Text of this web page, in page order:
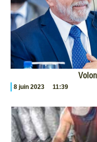
8 juin 2023 11:39